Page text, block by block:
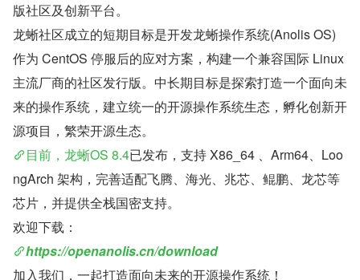
版社区及创新平台。
龙蜥社区成立的短期目标是开发龙蜥操作系统(Anolis OS)
作为 CentOS 停服后的应对方案，构建一个兼容国际 Linux
主流厂商的社区发行版。中长期目标是探索打造一个面向未
来的操作系统，建立统一的开源操作系统生态，孵化创新开
源项目，繁荣开源生态。
目前，龙蜥OS 8.4已发布，支持 X86_64 、Arm64、Loo
ngArch 架构，完善适配飞腾、海光、兆芯、鲲鹏、龙芯等
芯片，并提供全栈国密支持。
欢迎下载：
https://openanolis.cn/download
加入我们，一起打造面向未来的开源操作系统！